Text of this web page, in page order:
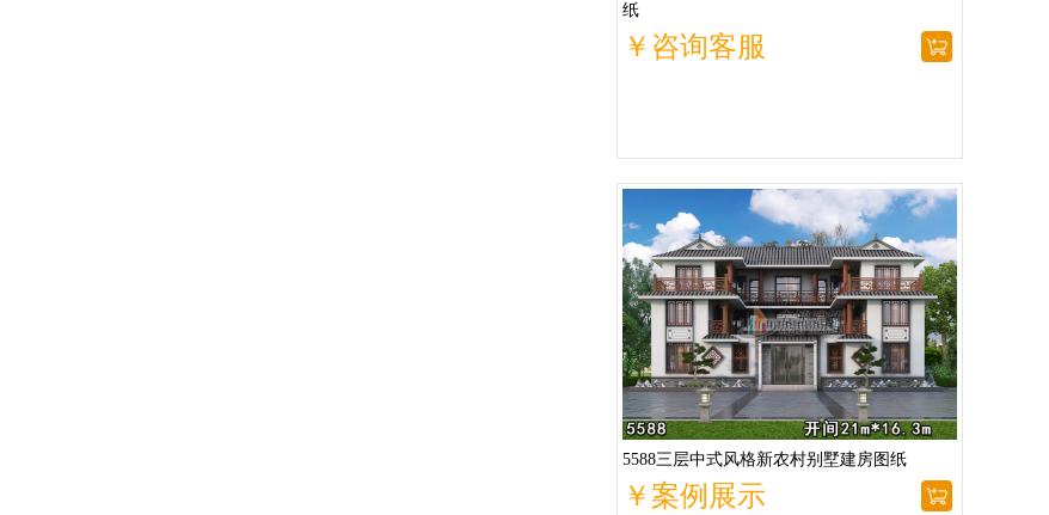
纸
￥咨询客服
5588三层中式风格新农村别墅建房图纸
￥案例展示